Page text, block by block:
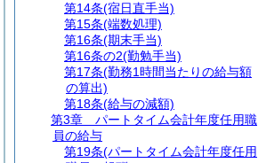
第14条(宿日直手当)
第15条(端数処理)
第16条(期末手当)
第16条の2(勤勉手当)
第17条(勤務1時間当たりの給与額
の算出)
第18条(給与の減額)
第3章
パートタイム会計年度任用職
員の給与
第19条(パートタイム会計年度任用